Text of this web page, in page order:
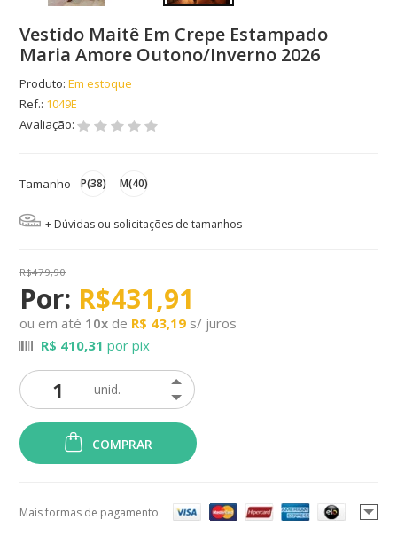
Vestido Maitê Em Crepe Estampado
Maria Amore Outono/Inverno 2026
Produto: Em estoque
Ref.: 1049E
Avaliação:
Tamanho P(38) M(40)
+ Dúvidas ou solicitações de tamanhos
R$479,90
R$431,91
ou em até 10x de R$ 43,19 s/ juros
R$ 410,31 por pix
COMPRAR
Mais formas de pagamento